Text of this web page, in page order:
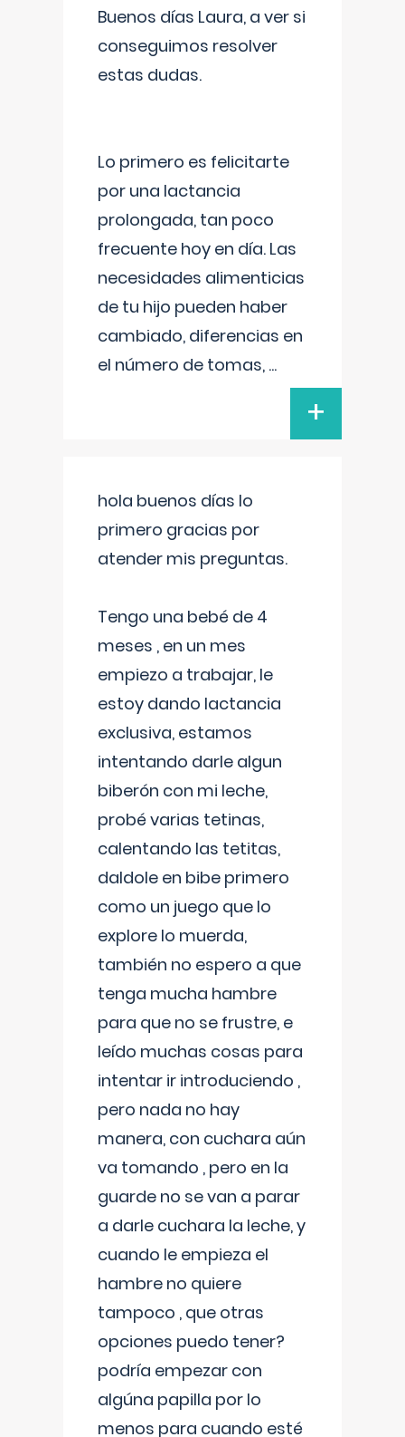
Buenos días Laura, a ver si
conseguimos resolver
estas dudas.
Lo primero es felicitarte
por una lactancia
prolongada, tan poco
frecuente hoy en día. Las
necesidades alimenticias
de tu hijo pueden haber
cambiado, diferencias en
el número de tomas, ...
+
hola buenos días lo
primero gracias por
atender mis preguntas.
Tengo una bebé de 4
meses , en un mes
empiezo a trabajar, le
estoy dando lactancia
exclusiva, estamos
intentando darle algun
biberón con mi leche,
probé varias tetinas,
calentando las tetitas,
daldole en bibe primero
como un juego que lo
explore lo muerda,
también no espero a que
tenga mucha hambre
para que no se frustre, e
leído muchas cosas para
intentar ir introduciendo ,
pero nada no hay
manera, con cuchara aún
va tomando , pero en la
guarde no se van a parar
a darle cuchara la leche, y
cuando le empieza el
hambre no quiere
tampoco , que otras
opciones puedo tener?
podría empezar con
algúna papilla por lo
menos para cuando esté